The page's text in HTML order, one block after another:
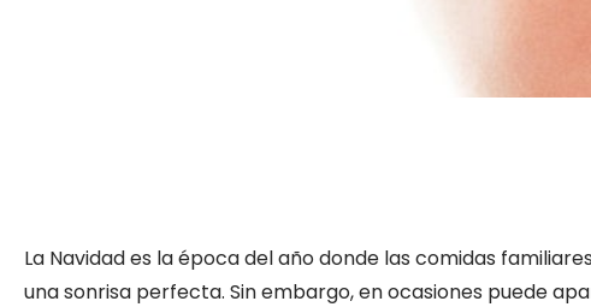
La Navidad es la época del año donde las comidas
una sonrisa perfecta. Sin embargo, en ocasiones puede